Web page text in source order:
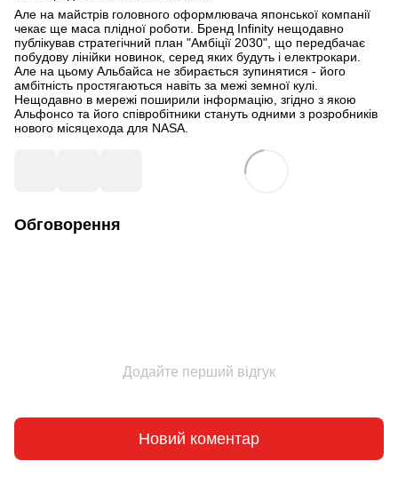
Але на майстрів головного оформлювача японської компанії
чекає ще маса плідної роботи. Бренд Infinity нещодавно
публікував стратегічний план "Амбіції 2030", що передбачає
побудову лінійки новинок, серед яких будуть і електрокари.
Але на цьому Альбайса не збирається зупинятися - його
амбітність простягаються навіть за межі земної кулі.
Нещодавно в мережі поширили інформацію, згідно з якою
Альфонсо та його співробітники стануть одними з розробників
нового місяцехода для NASA.
Обговорення
Додайте перший відгук
Новий коментар